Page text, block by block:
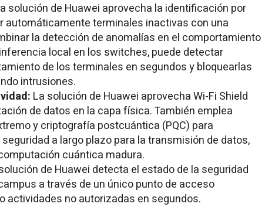
solución de Huawei aprovecha la identificación por
automáticamente terminales inactivas con una
la detección de anomalías en el comportamiento
local en los switches, puede detectar
de los terminales en segundos y bloquearlas
intrusiones.
La solución de Huawei aprovecha Wi-Fi Shield
de datos en la capa física. También emplea
y criptografía postcuántica (PQC) para
a largo plazo para la transmisión de datos,
cuántica madura.
de Huawei detecta el estado de la seguridad
a través de un único punto de acceso
actividades no autorizadas en segundos.